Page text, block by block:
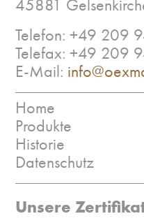
45881
Telefon: +49 209
Telefax: +49 209
E-Mail:
Home
Produkte
Historie
Datenschutz
Unsere